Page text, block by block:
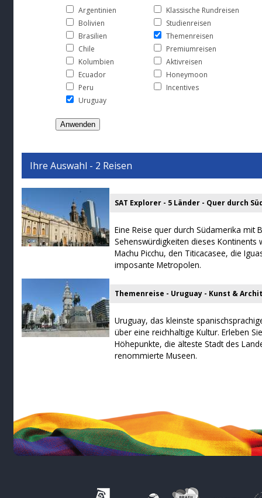
Argentinien
Bolivien
Brasilien
Chile
Kolumbien
Ecuador
Peru
Uruguay
Klassische Rundreisen
Studienreisen
Themenreisen
Premiumreisen
Aktivreisen
Honeymoon
Incentives
Ihre Auswahl - 2 Reisen
SAT Explorer - 5 Länder - Quer durch
Eine Reise quer durch Südamerika mit
Sehenswürdigkeiten dieses Kontinents
Machu Picchu, den Titicacasee, die
imposante Metropolen.
Themenreise - Uruguay - Kunst &
Uruguay, das kleinste
über eine reichhaltige Kultur. Erleben
Höhepunkte, die älteste Stadt des
renommierte Museen.